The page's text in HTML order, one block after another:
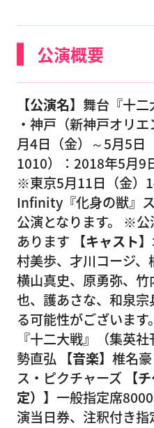
公演概要
【公演名】 舞台『十二
・神戸（新神戸オリ
月4日（金）～5月5日
1010）：2018年5月9
※東京5月11日（金）
Infinity『化身の獣』
公演となります。 ※
あります
【キャスト】
村美歩、才川コージ、
横山真史、原勇弥、
也、護あさな、和泉
る可能性がございます。
『十二大戦』（集英社
勢直弘 【音楽】 椎名豪
ス・ピクチャーズ 【
定）】 一般指定席
演当日券、注釈付き指